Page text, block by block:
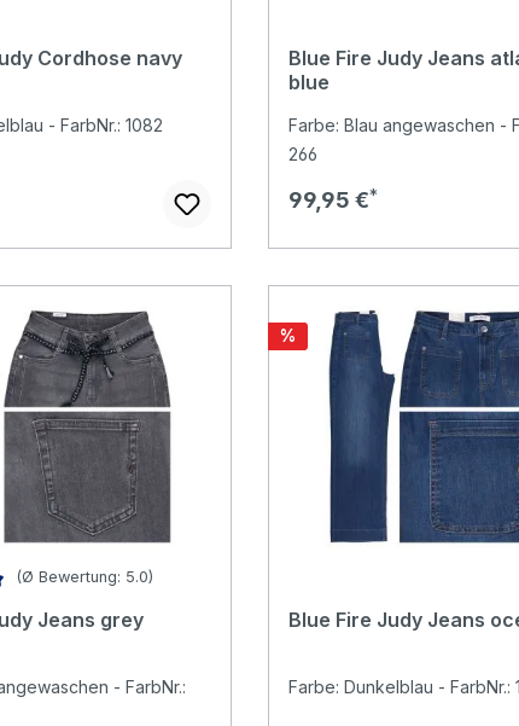
Cordhose navy
- FarbNr.: 1082
Blue Fire Judy Jeans
blue
Farbe: Blau angewaschen -
266
Regulärer Preis:
99,95 €
Bewertung von 5 von 5 Sternen
(Ø Bewertung: 5.0)
Jeans grey
- FarbNr.:
Rabatt
%
Blue Fire Judy Jeans
Farbe: Dunkelblau - FarbNr.: